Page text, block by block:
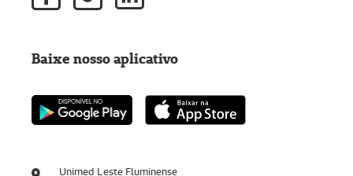
Unimed Leste Fluminense
Baixe nosso aplicativo